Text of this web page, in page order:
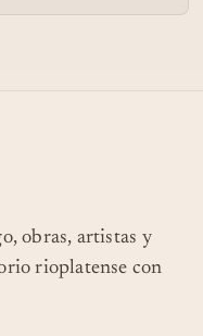
- EL OTRO CAMBIO
obras, artistas y
rioplatense con